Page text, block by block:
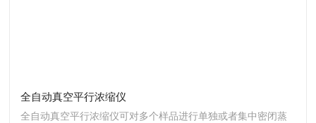
全自动真空平行浓缩仪
全自动真空平行浓缩仪可对多个样品进行单独或者集中密闭蒸